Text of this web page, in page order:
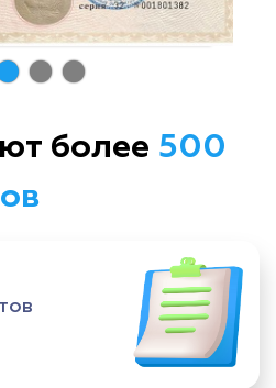
более 500